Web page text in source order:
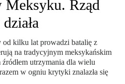
Meksyku. Rząd
kilku lat prowadzi batalię z
na tradycyjnym meksykańskim
utrzymania dla wielu
w ogniu krytyki znalazła się